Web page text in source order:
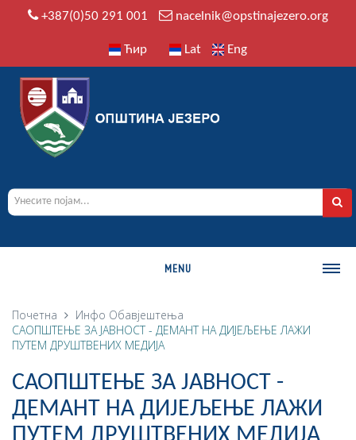
+387(0)50 291 001 nacelnik@opstinajezero.org
Ћир Lat Eng
MENU
О ОПШТИНИ
Историја
Географија
Насељена мјеста
Почетна Инфо Обавјештења
САОПШТЕЊЕ ЗА ЈАВНОСТ - ДЕМАНТ НА ДИЈЕЉЕЊЕ ЛАЖИ
ПУТЕМ ДРУШТВЕНИХ МЕДИЈА
САОПШТЕЊЕ ЗА ЈАВНОСТ -
ДЕМАНТ НА ДИЈЕЉЕЊЕ ЛАЖИ